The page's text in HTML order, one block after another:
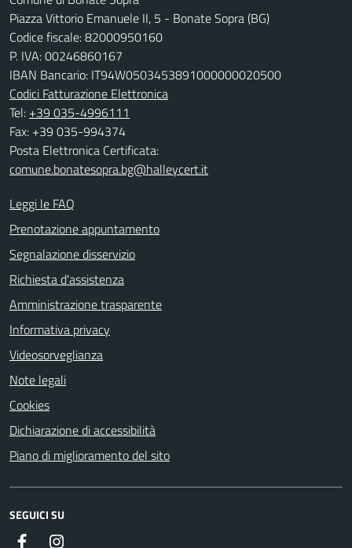
Piazza Vittorio Emanuele II, 5 - Bonate Sopra (BG)
Codice fiscale: 82000950160
P. IVA: 00246860167
IBAN Bancario: IT94W0503453891000000020500
Codici Fatturazione Elettronica
Tel: +39 035-4996111
Fax: +39 035-994374
Posta Elettronica Certificata:
comune.bonatesopra.bg@halleycert.it
Leggi le FAQ
Prenotazione appuntamento
Segnalazione disservizio
Richiesta d'assistenza
Amministrazione trasparente
Informativa privacy
Videosorveglianza
Note legali
Cookies
Dichiarazione di accessibilità
Piano di miglioramento del sito
SEGUICI SU
Facebook